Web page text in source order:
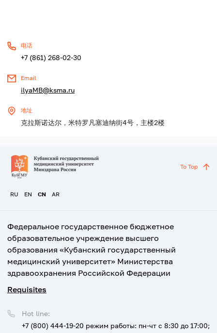
电话
+7 (861) 268-02-30
Email
ilyaMB@ksma.ru
地址
克拉斯诺达尔，米特罗凡塞迪纳街4号，主楼2楼
RU EN CN AR
To Top
Федеральное государственное бюджетное
образовательное учреждение высшего
образования «Кубанский государственный
медицинский университет» Министерства
здравоохранения Российской Федерации
Requisites
Hot line:
+7 (800) 444-19-20 режим работы: пн-чт с 8:30 до 17:00;